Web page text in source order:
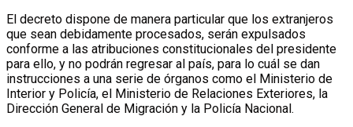
El decreto dispone de manera particular que los extranjeros
que sean debidamente procesados, serán expulsados
conforme a las atribuciones constitucionales del presidente
para ello, y no podrán regresar al país, para lo cuál se dan
instrucciones a una serie de órganos como el Ministerio de
Interior y Policía, el Ministerio de Relaciones Exteriores, la
Dirección General de Migración y la Policía Nacional.